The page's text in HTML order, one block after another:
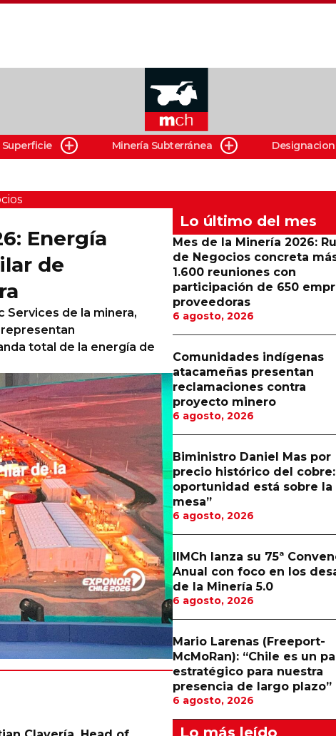
Superficie Minería Subterránea
Energía
de
Services de la minera,
total de la energía de
Lo último del mes
Mes de la Minería 2026:
de Negocios concreta
1.600 reuniones con
participación de 650
proveedoras
6 agosto, 2026
Comunidades indígenas
atacameñas presentan
reclamaciones contra
proyecto minero
6 agosto, 2026
Biministro Daniel Mas por
precio histórico del cobre:
oportunidad está sobre la
mesa”
6 agosto, 2026
IIMCh lanza su 75ª
Anual con foco en los
de la Minería 5.0
6 agosto, 2026
Mario Larenas (Freeport-
McMoRan): “Chile es un
estratégico para nuestra
presencia de largo plazo”
6 agosto, 2026
Lo más leído